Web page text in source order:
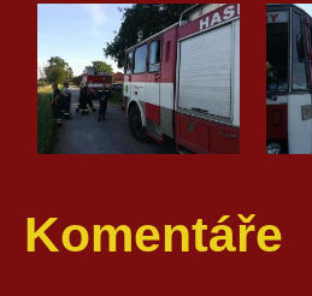
Komentáře